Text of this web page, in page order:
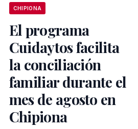
CHIPIONA
El programa
Cuidaytos facilita
la conciliación
familiar durante el
mes de agosto en
Chipiona